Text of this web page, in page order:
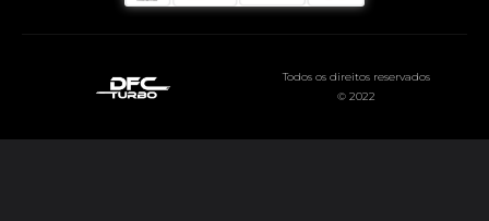
Todos os direitos reservados
© 2022